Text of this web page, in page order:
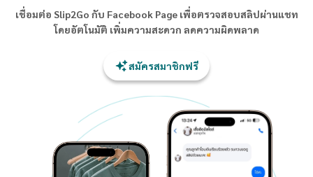
เชื่อมต่อ Slip2Go กับ Facebook Page เพื่อตรวจสอบสลิปผ่านแชท
โดยอัตโนมัติ เพิ่มความสะดวก ลดความผิดพลาด
สมัครสมาชิกฟรี